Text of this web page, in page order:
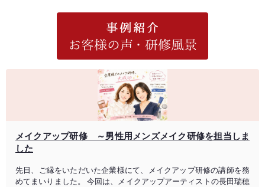
メイクアップ研修 ～男性用メンズメイク研修を担当しま
した
先日、ご縁をいただいた企業様にて、メイクアップ研修の講師を務
めてまいりました。 今回は、メイクアップアーティストの長田瑞穂